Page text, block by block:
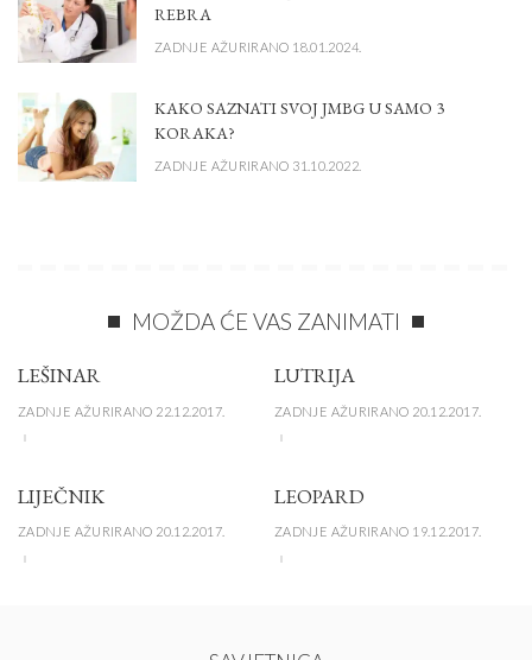
REBRA
ZADNJE AŽURIRANO 18.01.2024.
KAKO SAZNATI SVOJ JMBG U SAMO 3
KORAKA?
ZADNJE AŽURIRANO 31.10.2022.
MOŽDA ĆE VAS ZANIMATI
LEŠINAR
ZADNJE AŽURIRANO 22.12.2017.
LUTRIJA
ZADNJE AŽURIRANO 20.12.2017.
LIJEČNIK
ZADNJE AŽURIRANO 20.12.2017.
LEOPARD
ZADNJE AŽURIRANO 19.12.2017.